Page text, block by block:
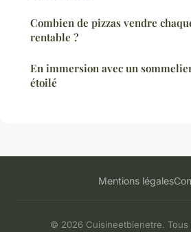
Combien de pizzas vendre
rentable ?
En immersion avec un
étoilé
Mentions légales
© 2026 Cuisineetbienetre. Tous